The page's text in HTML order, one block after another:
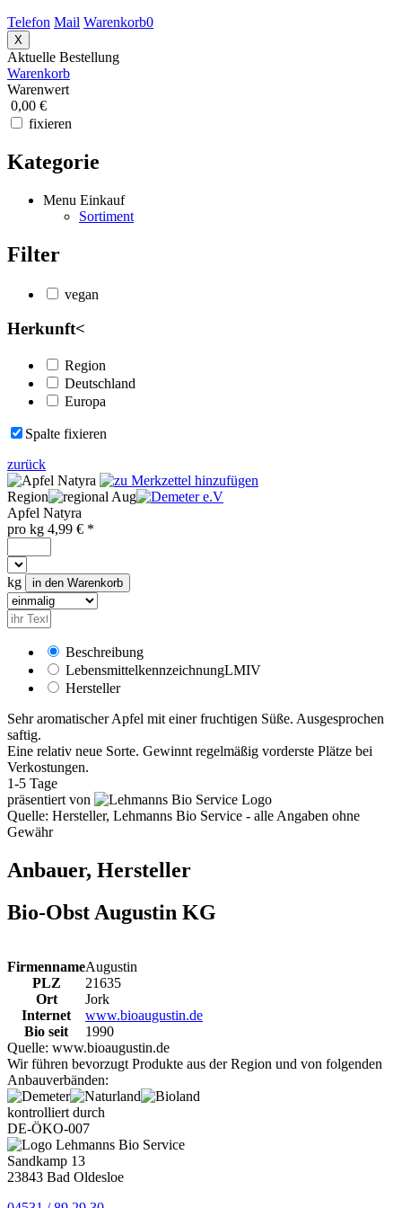
Telefon Mail Warenkorb0
X
Aktuelle Bestellung
Warenkorb
Warenwert
0,00 €
fixieren
Kategorie
Menu Einkauf
Sortiment
Filter
vegan
Herkunft<
Region
Deutschland
Europa
Spalte fixieren
zurück
Region
Aug
Apfel Natyra
pro kg 4,99 € *
kg
Beschreibung
LebensmittelkennzeichnungLMIV
Hersteller
Sehr aromatischer Apfel mit einer fruchtigen Süße. Ausgesprochen
saftig.
Eine relativ neue Sorte. Gewinnt regelmäßig vorderste Plätze bei
Verkostungen.
1-5 Tage
präsentiert von
Quelle: Hersteller, Lehmanns Bio Service - alle Angaben ohne
Gewähr
Anbauer, Hersteller
Bio-Obst Augustin KG
FirmennameAugustin
PLZ
21635
Ort
Jork
Internet
www.bioaugustin.de
Bio seit
1990
Quelle: www.bioaugustin.de
Wir führen bevorzugt Produkte aus der Region und von folgenden
Anbauverbänden:
kontrolliert durch
DE-ÖKO-007
Sandkamp 13
23843 Bad Oldesloe